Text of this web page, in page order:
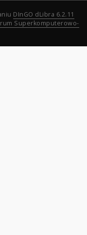
DInGO dLibra 6.2.11
Superkomputerowo-